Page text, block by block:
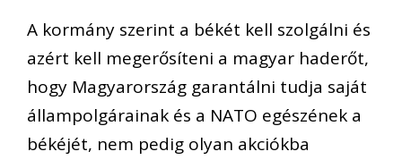
A kormány szerint a békét kell szolgálni és
azért kell megerősíteni a magyar haderőt,
hogy Magyarország garantálni tudja saját
állampolgárainak és a NATO egészének a
békéjét, nem pedig olyan akciókba